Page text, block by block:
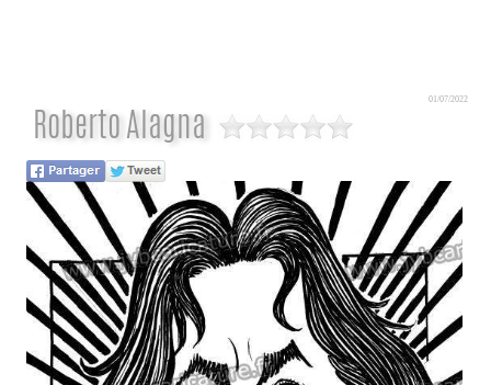
Roberto Alagna
01/07/2022